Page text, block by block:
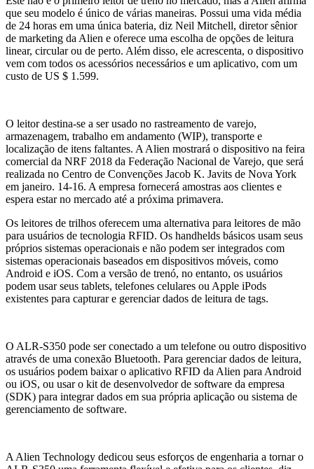
que seu modelo é único de várias maneiras. Possui uma vida média
de 24 horas em uma única bateria, diz Neil Mitchell, diretor sênior
de marketing da Alien e oferece uma escolha de opções de leitura
linear, circular ou de perto. Além disso, ele acrescenta, o dispositivo
vem com todos os acessórios necessários e um aplicativo, com um
custo de US $ 1.599.
O leitor destina-se a ser usado no rastreamento de varejo,
armazenagem, trabalho em andamento (WIP), transporte e
localização de itens faltantes. A Alien mostrará o dispositivo na feira
comercial da NRF 2018 da Federação Nacional de Varejo, que será
realizada no Centro de Convenções Jacob K. Javits de Nova York
em janeiro. 14-16. A empresa fornecerá amostras aos clientes e
espera estar no mercado até a próxima primavera.
Os leitores de trilhos oferecem uma alternativa para leitores de mão
para usuários de tecnologia RFID. Os handhelds básicos usam seus
próprios sistemas operacionais e não podem ser integrados com
sistemas operacionais baseados em dispositivos móveis, como
Android e iOS. Com a versão de trenó, no entanto, os usuários
podem usar seus tablets, telefones celulares ou Apple iPods
existentes para capturar e gerenciar dados de leitura de tags.
O ALR-S350 pode ser conectado a um telefone ou outro dispositivo
através de uma conexão Bluetooth. Para gerenciar dados de leitura,
os usuários podem baixar o aplicativo RFID da Alien para Android
ou iOS, ou usar o kit de desenvolvedor de software da empresa
(SDK) para integrar dados em sua própria aplicação ou sistema de
gerenciamento de software.
A Alien Technology dedicou seus esforços de engenharia a tornar o